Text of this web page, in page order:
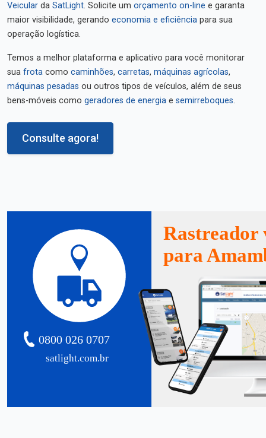
Veicular da SatLight. Solicite um orçamento on-line e garanta
maior visibilidade, gerando economia e eficiência para sua
operação logística.
Temos a melhor plataforma e aplicativo para você monitorar
sua frota como caminhões, carretas, máquinas agrícolas,
máquinas pesadas ou outros tipos de veículos, além de seus
bens-móveis como geradores de energia e semirreboques.
Consulte agora!
satlight.com.br
0800 026 0707
Rastreador
para